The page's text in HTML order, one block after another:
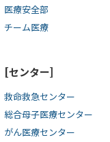
医療安全部
チーム医療
[センター]
救命救急センター
総合母子医療センター
がん医療センター